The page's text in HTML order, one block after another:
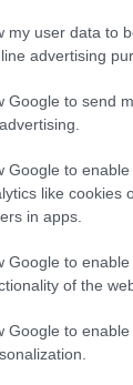
my user data to
advertising
Google to send
Google to
like cookies
in apps.
Google to
of the
Google to
döntő
az
korábbi és
társadalom
Ám sok
tartalékai,
történő